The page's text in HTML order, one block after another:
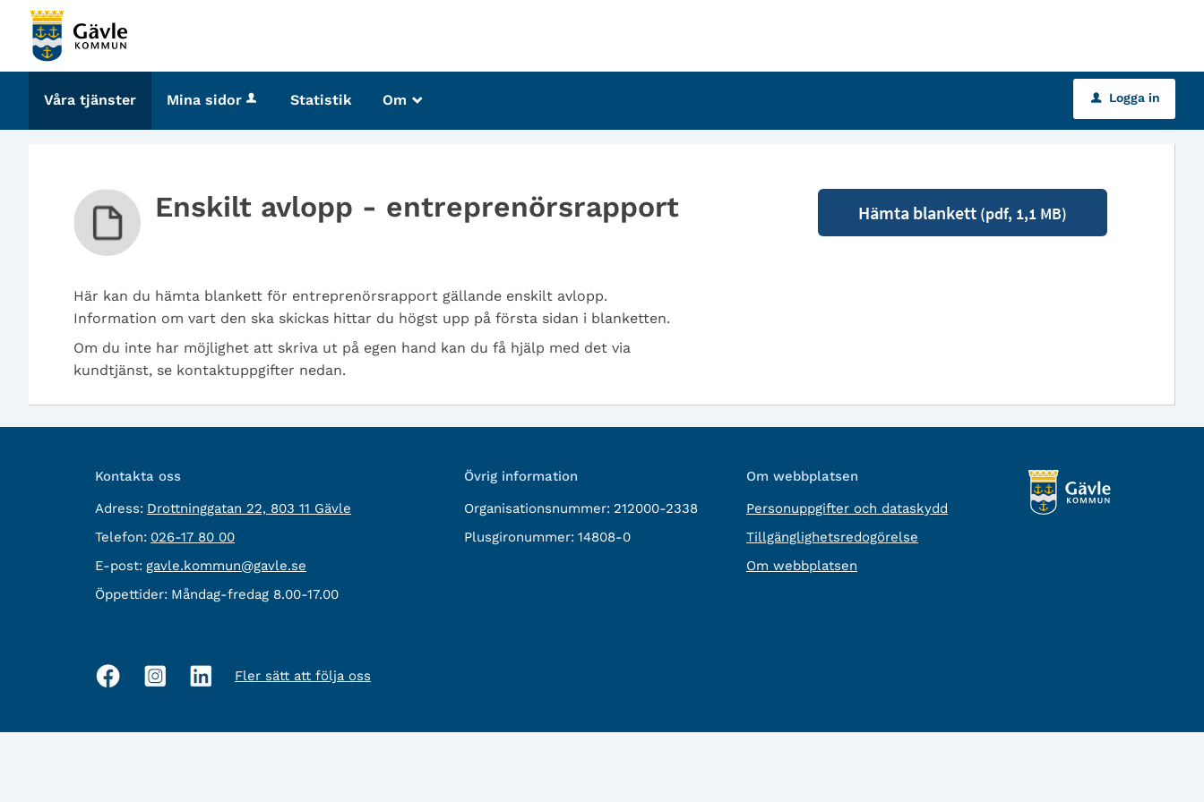
Välkommen
tjänster
Gävle
kommun
Våra tjänster Mina sidor Statistik Om _ u Logga in
Enskilt avlopp - entreprenörsrapport
Här kan du hämta blankett för entreprenörsrapport gällande enskilt avlopp.
Information om vart den ska skickas hittar du högst upp på första sidan i blanketten.
Om du inte har möjlighet att skriva ut på egen hand kan du få hjälp med det via
kundtjänst, se kontaktuppgifter nedan.
Hämta blankett (pdf, 1,1 MB)
Kontakta oss
Adress: besöksadress:
Drottninggatan 22, 803 11 Gävle
Telefon: Telefon:
026-17 80 00
E-post: E-
post:
gavle.kommun@gavle.se
Öppettider: Måndag-fredag 8.00-17.00
Övrig information
Organisationsnummer: 212000-2338
Plusgironummer: 14808-0
Om webbplatsen
Personuppgifter och dataskydd
Tillgänglighetsredogörelse
Om webbplatsen
Sociala
Fler sätt att följa oss